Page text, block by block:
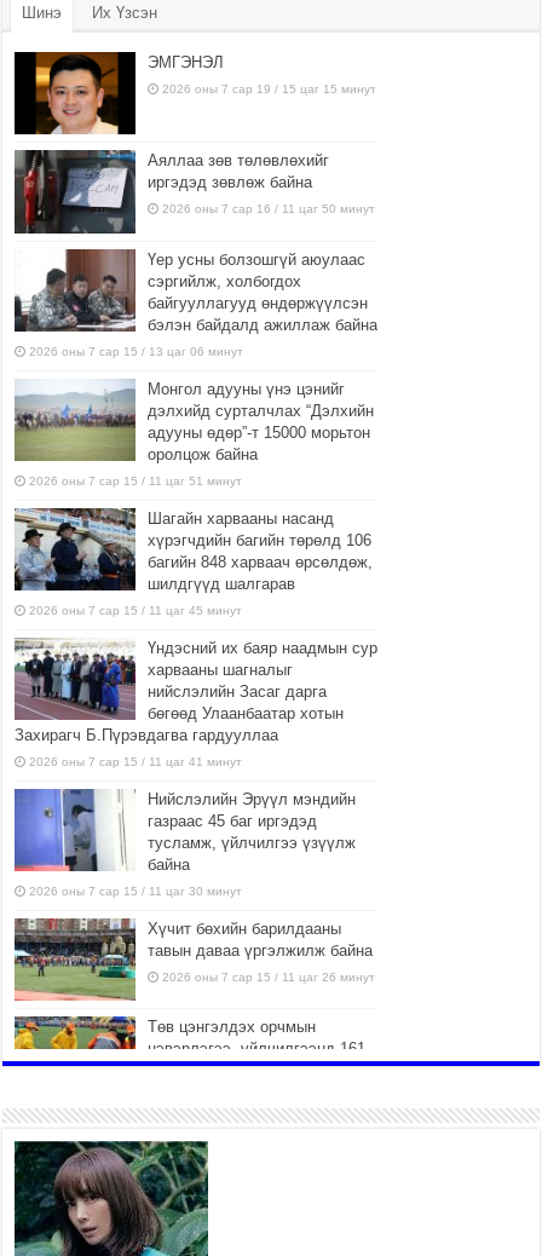
Шинэ Их Үзсэн
ЭМГЭНЭЛ
2026 оны 7 сар 19 / 15 цаг 15 минут
Аяллаа зөв төлөвлөхийг
иргэдэд зөвлөж байна
2026 оны 7 сар 16 / 11 цаг 50 минут
Үер усны болзошгүй аюулаас
сэргийлж, холбогдох
байгууллагууд өндөржүүлсэн
бэлэн байдалд ажиллаж байна
2026 оны 7 сар 15 / 13 цаг 06 минут
Монгол адууны үнэ цэнийг
дэлхийд сурталчлах “Дэлхийн
адууны өдөр”-т 15000 морьтон
оролцож байна
2026 оны 7 сар 15 / 11 цаг 51 минут
Шагайн харвааны насанд
хүрэгчдийн багийн төрөлд 106
багийн 848 харваач өрсөлдөж,
шилдгүүд шалгарав
2026 оны 7 сар 15 / 11 цаг 45 минут
Үндэсний их баяр наадмын сур
харвааны шагналыг
нийслэлийн Засаг дарга
бөгөөд Улаанбаатар хотын
Захирагч Б.Пүрэвдагва гардууллаа
2026 оны 7 сар 15 / 11 цаг 41 минут
Нийслэлийн Эрүүл мэндийн
газраас 45 баг иргэдэд
тусламж, үйлчилгээ үзүүлж
байна
2026 оны 7 сар 15 / 11 цаг 30 минут
Хүчит бөхийн барилдааны
тавын даваа үргэлжилж байна
2026 оны 7 сар 15 / 11 цаг 26 минут
Төв цэнгэлдэх орчмын
цэвэрлэгээ, үйлчилгээнд 161
ажилтан, 27 техниктэй
2026 оны 7 сар 15 / 11 цаг 22 минут
Наадмын амралтын өдрүүдэд
нийслэлийн эрүүл мэндийн
байгууллагууд дараах
хуваарийн дагуу ажиллана
2026 оны 7 сар 15 / 11 цаг 18 минут